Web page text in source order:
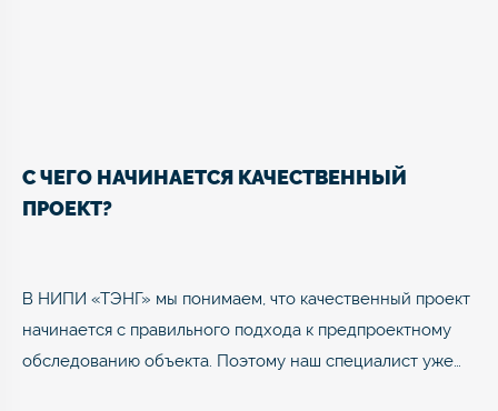
С ЧЕГО НАЧИНАЕТСЯ КАЧЕСТВЕННЫЙ
ПРОЕКТ?
В НИПИ «ТЭНГ» мы понимаем, что качественный проект
начинается с правильного подхода к предпроектному
обследованию объекта. Поэтому наш специалист уже…